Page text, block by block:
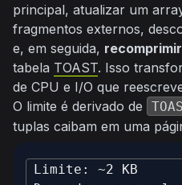
principal, atualizar um
fragmentos externos,
e, em seguida, recomprimir
tabela TOAST. Isso
de CPU e I/O que
O limite é derivado de
tuplas caibam em uma